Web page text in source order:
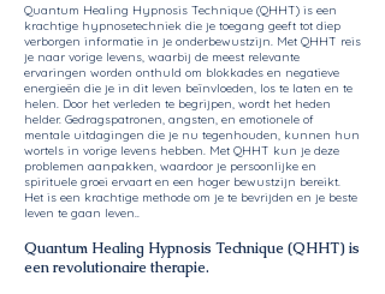
Quantum Healing Hypnosis Technique (QHHT) is een
krachtige hypnosetechniek die je toegang geeft tot diep
verborgen informatie in je onderbewustzijn. Met QHHT reis
je naar vorige levens, waarbij de meest relevante
ervaringen worden onthuld om blokkades en negatieve
energieën die je in dit leven beïnvloeden, los te laten en te
helen. Door het verleden te begrijpen, wordt het heden
helder. Gedragspatronen, angsten, en emotionele of
mentale uitdagingen die je nu tegenhouden, kunnen hun
wortels in vorige levens hebben. Met QHHT kun je deze
problemen aanpakken, waardoor je persoonlijke en
spirituele groei ervaart en een hoger bewustzijn bereikt.
Het is een krachtige methode om je te bevrijden en je beste
leven te gaan leven..
Quantum Healing Hypnosis Technique (QHHT) is
een revolutionaire therapie.